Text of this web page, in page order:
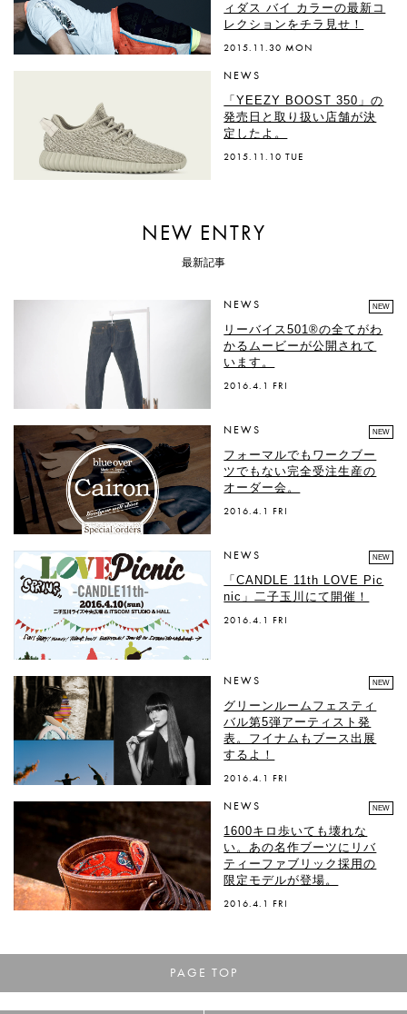
ィダス バイ カラーの最新コ
レクションをチラ見せ！
2015.11.30 MON
NEWS
「YEEZY BOOST 350」の
発売日と取り扱い店舗が決
定したよ。
2015.11.10 TUE
NEW ENTRY
最新記事
NEWS NEW
リーバイス501®の全てがわ
かるムービーが公開されて
います。
2016.4.1 FRI
NEWS NEW
フォーマルでもワークブー
ツでもない完全受注生産の
オーダー会。
2016.4.1 FRI
NEWS NEW
「CANDLE 11th LOVE Pic
nic」二子玉川にて開催！
2016.4.1 FRI
NEWS NEW
グリーンルームフェスティ
バル第5弾アーティスト発
表。フイナムもブース出展
するよ！
2016.4.1 FRI
NEWS NEW
1600キロ歩いても壊れな
い。あの名作ブーツにリバ
ティーファブリック採用の
限定モデルが登場。
2016.4.1 FRI
PAGE TOP